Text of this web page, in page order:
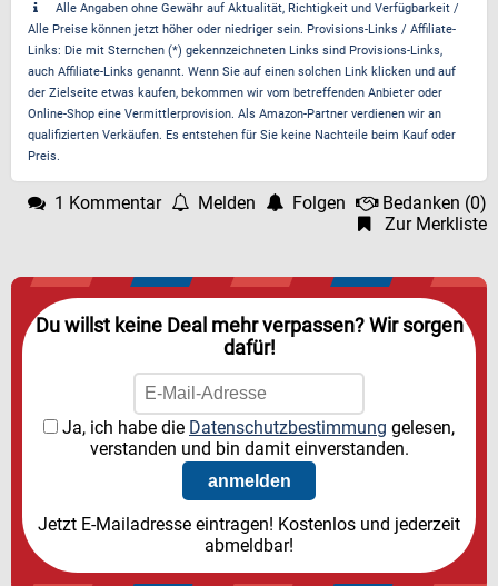
Alle Angaben ohne Gewähr auf Aktualität, Richtigkeit und Verfügbarkeit /
Alle Preise können jetzt höher oder niedriger sein. Provisions-Links / Affiliate-
Links: Die mit Sternchen (*) gekennzeichneten Links sind Provisions-Links,
auch Affiliate-Links genannt. Wenn Sie auf einen solchen Link klicken und auf
der Zielseite etwas kaufen, bekommen wir vom betreffenden Anbieter oder
Online-Shop eine Vermittlerprovision. Als Amazon-Partner verdienen wir an
qualifizierten Verkäufen. Es entstehen für Sie keine Nachteile beim Kauf oder
Preis.
1 Kommentar Melden Folgen Bedanken (0)
Zur Merkliste
Du willst keine Deal mehr verpassen? Wir sorgen
dafür!
Ja, ich habe die Datenschutzbestimmung gelesen,
verstanden und bin damit einverstanden.
Jetzt E-Mailadresse eintragen! Kostenlos und jederzeit
abmeldbar!